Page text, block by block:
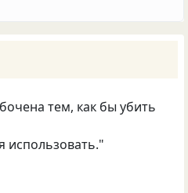
тем, как бы убить
использовать."